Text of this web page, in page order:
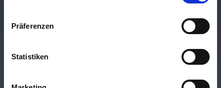
Präferenzen
Statistiken
Privatimmobilien